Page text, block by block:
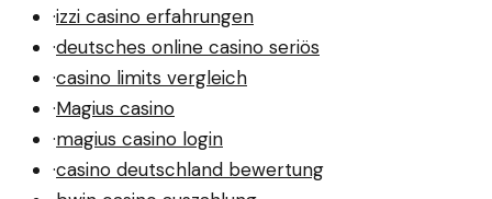
·izzi casino erfahrungen
·deutsches online casino seriös
·casino limits vergleich
·Magius casino
·magius casino login
·casino deutschland bewertung